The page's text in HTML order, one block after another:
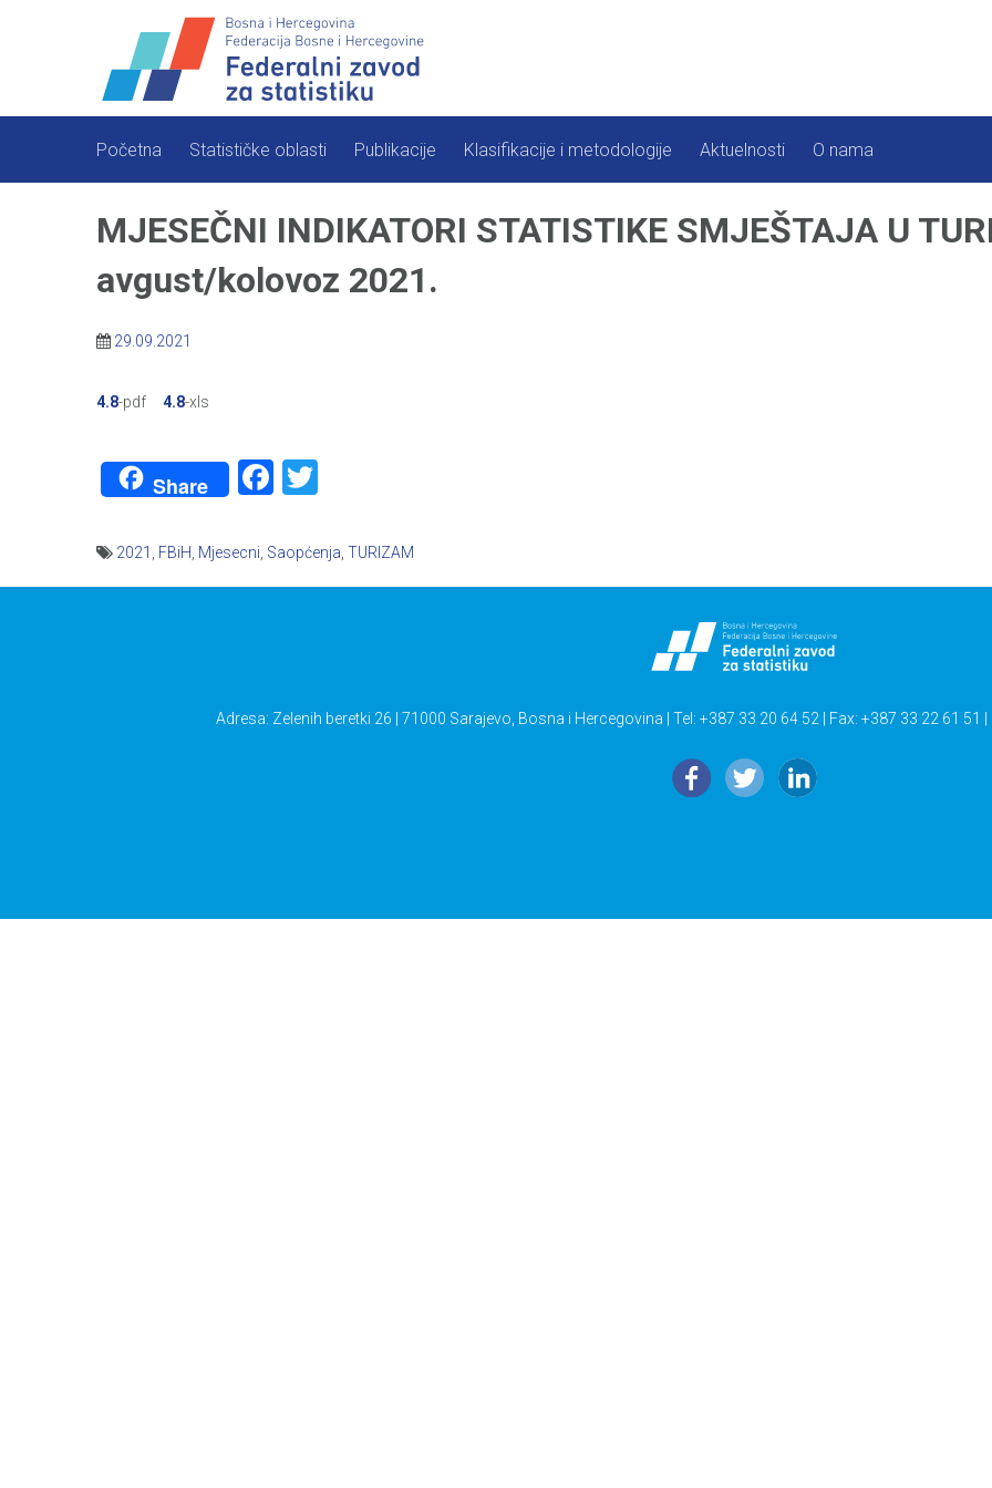
Početna Statističke oblasti Publikacije Klasifikacije i metodologije Aktuelnosti O nama
MJESEČNI INDIKATORI STATISTIKE SMJEŠTAJA U
avgust/kolovoz 2021.
29.09.2021
4.8-pdf 4.8-xls
Share Facebook
2021 FBiH Mjesecni Saopćenja TURIZAM
Adresa: Zelenih beretki 26 | 71000 Sarajevo, Bosna i Hercegovina | Tel: +387 33 20 64 52 | Fax: +387 33 22 61 51 |